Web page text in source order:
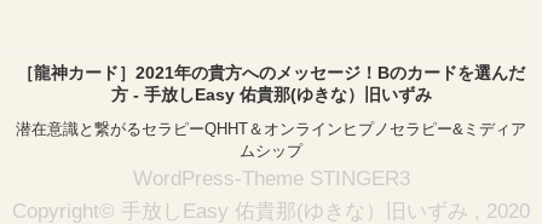
［龍神カード］2021年の貴方へのメッセージ！Bのカードを選んだ
方 - 手放しEasy 佑貴那(ゆきな）旧いずみ
潜在意識と繋がるセラピーQHHT＆オンラインヒプノセラピー&ミディア
ムシップ
WordPress-Theme STINGER3
Copyright© 手放しEasy 佑貴那(ゆきな）旧いずみ , 2020